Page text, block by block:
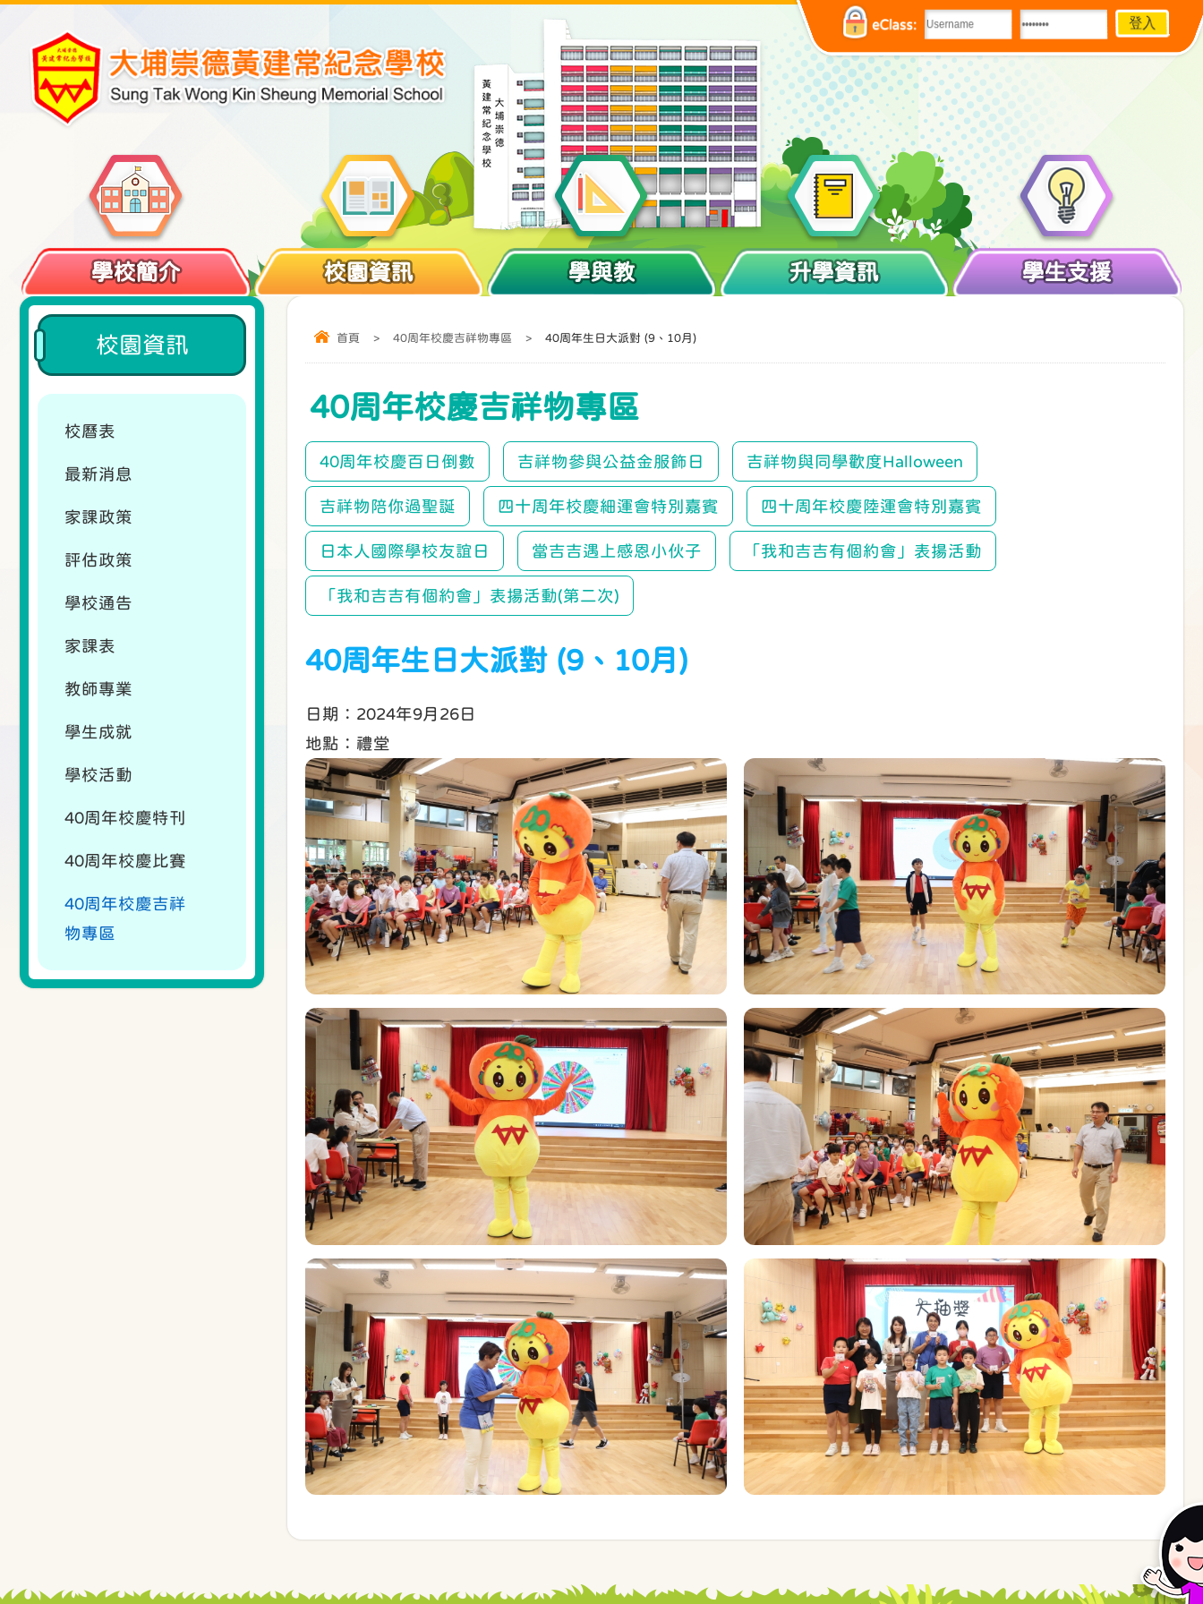
eClass:
學校簡介 校園資訊 學與教 升學資訊 學生支援
首頁 > 40周年校慶吉祥物專區 > 40周年生日大派對 (9、10月)
40周年校慶吉祥物專區
40周年校慶百日倒數 吉祥物參與公益金服飾日 吉祥物與同學歡度Halloween
吉祥物陪你過聖誕 四十周年校慶細運會特別嘉賓 四十周年校慶陸運會特別嘉賓
日本人國際學校友誼日 當吉吉遇上感恩小伙子 「我和吉吉有個約會」表揚活動
「我和吉吉有個約會」表揚活動(第二次)
40周年生日大派對 (9、10月)
日期：2024年9月26日
地點：禮堂
校園資訊
校曆表
最新消息
家課政策
評估政策
學校通告
家課表
教師專業
學生成就
學校活動
40周年校慶特刊
40周年校慶比賽
40周年校慶吉祥
物專區